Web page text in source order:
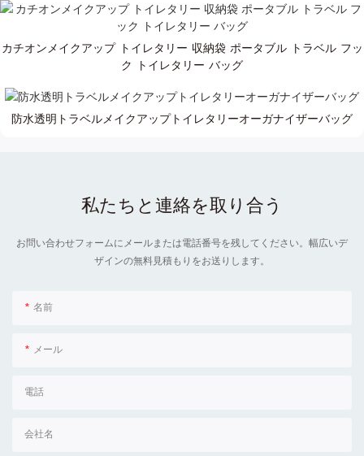
カチオンメイクアップ トイレタリー 収納袋 ポータブル トラベル フッ
ク トイレタリー バッグ
防水透明トラベルメイクアップトイレタリーオーガナイザーバッグ
私たちと連絡を取り合う
お問い合わせフォームにメールまたは電話番号を残してください。幅広いデ
ザインの無料見積もりをお送りします。
名前
メール
電話
会社名